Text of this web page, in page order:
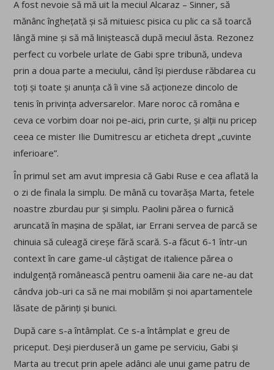
A fost nevoie să mă uit la meciul Alcaraz – Sinner, să
mănânc înghețată și să mituiesc pisica cu plic ca să toarcă
lângă mine și să mă liniștească după meciul ăsta. Rezonez
perfect cu vorbele urlate de Gabi spre tribună, undeva
prin a doua parte a meciului, când își pierduse răbdarea cu
toți și toate și anunța că îi vine să acționeze dincolo de
tenis în privința adversarelor. Mare noroc că româna e
ceva ce vorbim doar noi pe-aici, prin curte, și alții nu pricep
ceea ce mister Ilie Dumitrescu ar eticheta drept „cuvinte
inferioare”.
În primul set am avut impresia că Gabi Ruse e cea aflată la
o zi de finala la simplu. De mână cu tovarășa Marta, fetele
noastre zburdau pur și simplu. Paolini părea o furnică
aruncată în mașina de spălat, iar Errani servea de parcă se
chinuia să culeagă cireșe fără scară. S-a făcut 6-1 într-un
context în care game-ul câștigat de italience părea o
indulgență românească pentru oamenii ăia care ne-au dat
cândva job-uri ca să ne mai mobilăm și noi apartamentele
lăsate de părinți și bunici.
După care s-a întâmplat. Ce s-a întâmplat e greu de
priceput. Deși pierduseră un game pe serviciu, Gabi și
Marta au trecut prin apele adânci ale unui game patru de